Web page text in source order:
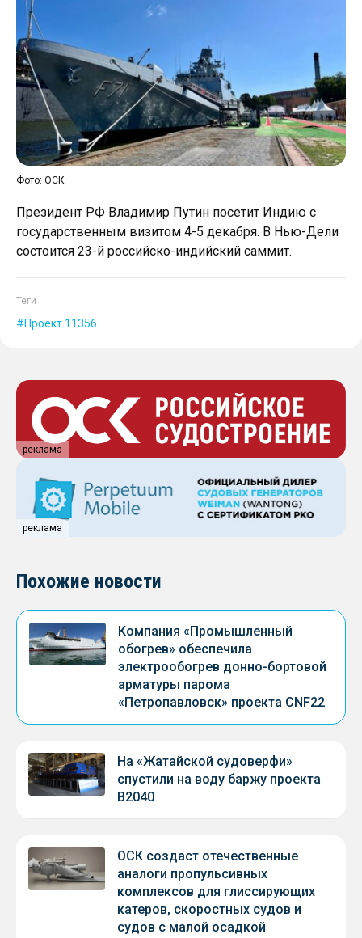
Фото: ОСК
Президент РФ Владимир Путин посетит Индию с
государственным визитом 4-5 декабря. В Нью-Дели
состоится 23-й российско-индийский саммит.
Теги
Проект 11356
реклама
реклама
Похожие новости
Компания «Промышленный
обогрев» обеспечила
электрообогрев донно-бортовой
арматуры парома
«Петропавловск» проекта CNF22
На «Жатайской судоверфи»
спустили на воду баржу проекта
В2040
ОСК создаст отечественные
аналоги пропульсивных
комплексов для глиссирующих
катеров, скоростных судов и
судов с малой осадкой